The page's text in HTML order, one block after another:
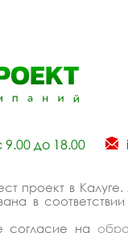
9.00 до 18.00
проект в
в
согласие на